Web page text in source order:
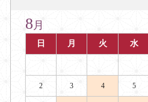
8 月
日 月 火 水
2 3 4 5